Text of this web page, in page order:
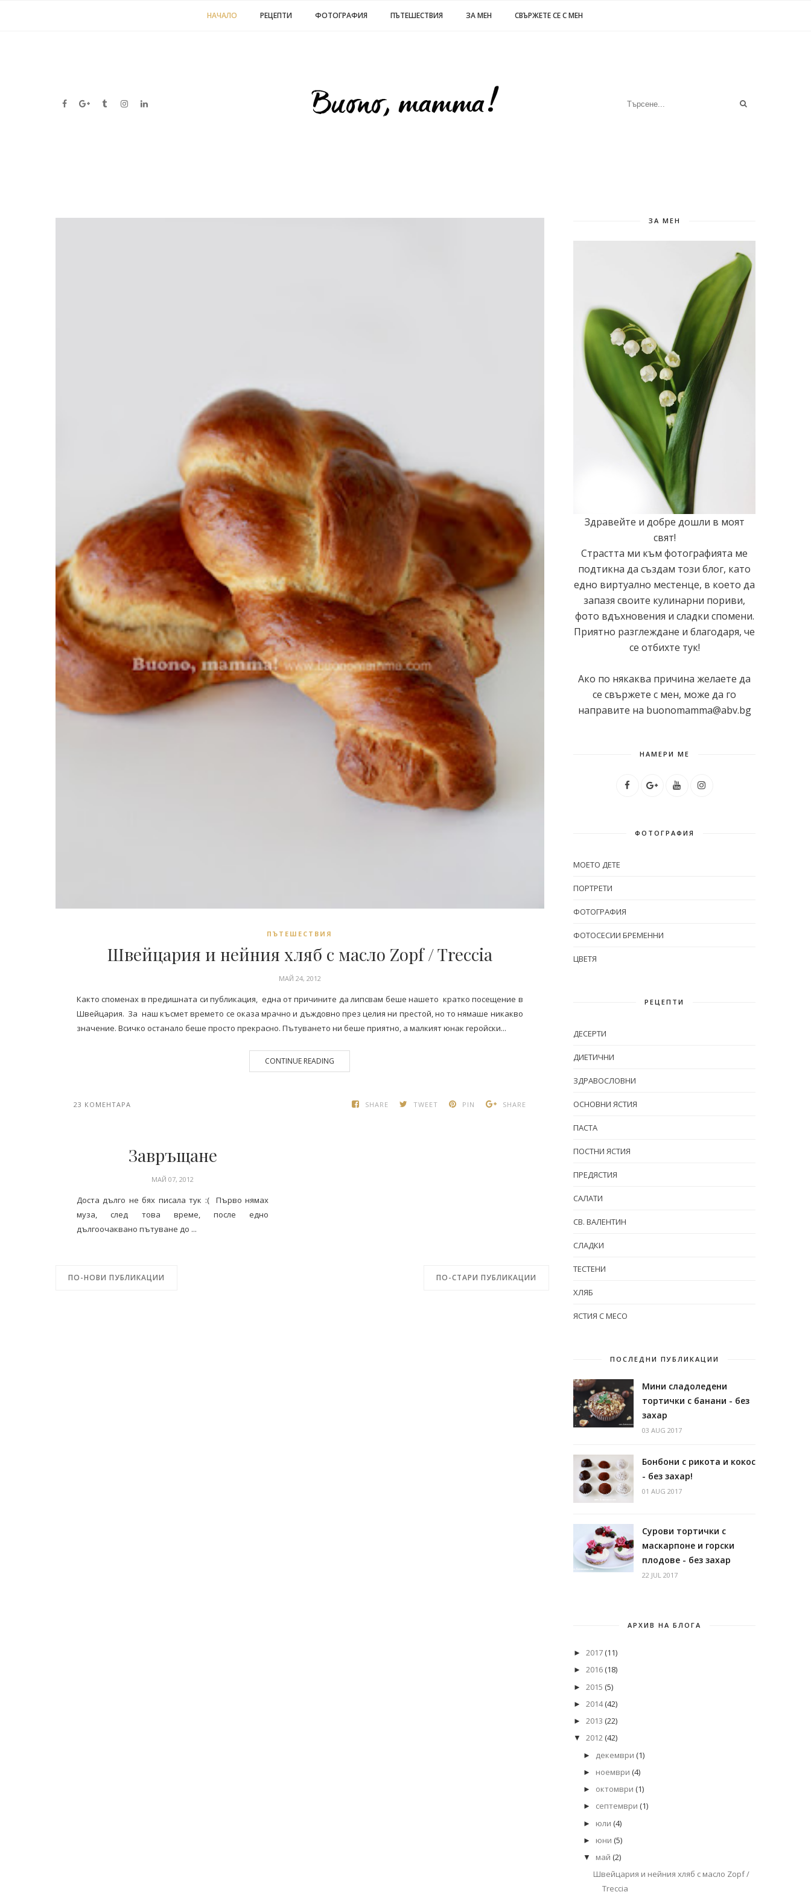
НАЧАЛО РЕЦЕПТИ ФОТОГРАФИЯ ПЪТЕШЕСТВИЯ ЗА МЕН СВЪРЖЕТЕ СЕ С МЕН
ПЪТЕШЕСТВИЯ
Швейцария и нейния хляб с масло Zopf / Treccia
МАЙ 24, 2012
Както споменах в предишната си публикация, една от причините да липсвам беше нашето кратко посещение в
Швейцария. За наш късмет времето се оказа мрачно и дъждовно през целия ни престой, но то нямаше никакво
значение. Всичко останало беше просто прекрасно. Пътуването ни беше приятно, а малкият юнак геройски...
CONTINUE READING
SHARE TWEET PIN SHARE
23 КОМЕНТАРА
Завръщане
МАЙ 07, 2012
Доста дълго не бях писала тук :( Първо нямах
муза, след това време, после едно
дългоочаквано пътуване до ...
ПО-НОВИ ПУБЛИКАЦИИ ПО-СТАРИ ПУБЛИКАЦИИ
ЗА МЕН
Здравейте и добре дошли в моят
свят!
Страстта ми към фотографията ме
подтикна да създам този блог, като
едно виртуално местенце, в което да
запазя своите кулинарни пориви,
фото вдъхновения и сладки спомени.
Приятно разглеждане и благодаря, че
се отбихте тук!
Ако по някаква причина желаете да
се свържете с мен, може да го
направите на buonomamma@abv.bg
НАМЕРИ МЕ
ФОТОГРАФИЯ
МОЕТО ДЕТЕ
ПОРТРЕТИ
ФОТОГРАФИЯ
ФОТОСЕСИИ БРЕМЕННИ
ЦВЕТЯ
РЕЦЕПТИ
ДЕСЕРТИ
ДИЕТИЧНИ
ЗДРАВОСЛОВНИ
ОСНОВНИ ЯСТИЯ
ПАСТА
ПОСТНИ ЯСТИЯ
ПРЕДЯСТИЯ
САЛАТИ
СВ. ВАЛЕНТИН
СЛАДКИ
ТЕСТЕНИ
ХЛЯБ
ЯСТИЯ С МЕСО
ПОСЛЕДНИ ПУБЛИКАЦИИ
Мини сладоледени
тортички с банани - без
захар
03 AUG 2017
Бонбони с рикота и кокос
- без захар!
01 AUG 2017
Сурови тортички с
маскарпоне и горски
плодове - без захар
22 JUL 2017
АРХИВ НА БЛОГА
►2017 (11)
►2016 (18)
►2015 (5)
►2014(42)
►2013 (22)
▼ 2012 (42)
► декември (1)
► ноември (4)
► октомври (1)
► септември (1)
► юли (4)
► юни (5)
▼ май (2)
Швейцария и нейния хляб с масло Zopf /
Treccia